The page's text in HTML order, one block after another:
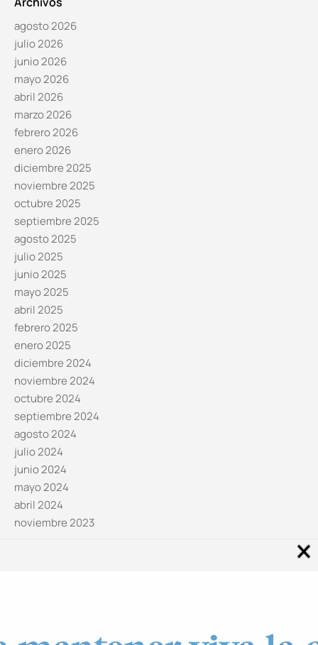
agosto 2026
julio 2026
junio 2026
mayo 2026
abril 2026
marzo 2026
febrero 2026
enero 2026
diciembre 2025
noviembre 2025
octubre 2025
septiembre 2025
agosto 2025
julio 2025
junio 2025
mayo 2025
abril 2025
febrero 2025
enero 2025
diciembre 2024
noviembre 2024
octubre 2024
septiembre 2024
agosto 2024
julio 2024
junio 2024
mayo 2024
abril 2024
noviembre 2023